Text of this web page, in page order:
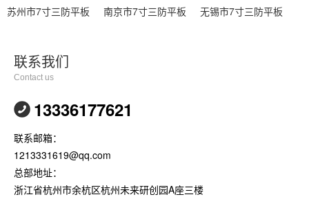
苏州市7寸三防平板 南京市7寸三防平板 无锡市7寸三防平板
联系我们
Contact us
13336177621
联系邮箱：
1213331619@qq.com
总部地址：
浙江省杭州市余杭区杭州未来研创园A座三楼